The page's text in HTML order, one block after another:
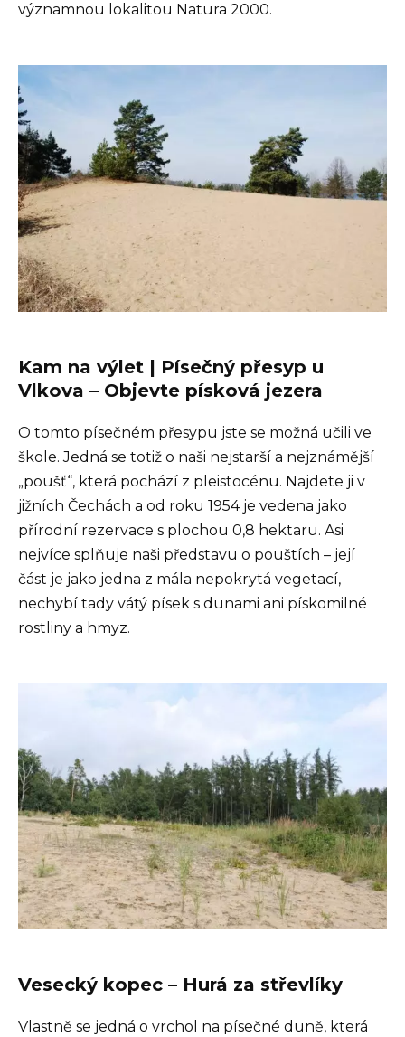
významnou lokalitou Natura 2000.
Kam na výlet | Písečný přesyp u
Vlkova – Objevte písková jezera
O tomto písečném přesypu jste se možná učili ve
škole. Jedná se totiž o naši nejstarší a nejznámější
„poušť“, která pochází z pleistocénu. Najdete ji v
jižních Čechách a od roku 1954 je vedena jako
přírodní rezervace s plochou 0,8 hektaru. Asi
nejvíce splňuje naši představu o pouštích – její
část je jako jedna z mála nepokrytá vegetací,
nechybí tady vátý písek s dunami ani pískomilné
rostliny a hmyz.
Vesecký kopec – Hurá za střevlíky
Vlastně se jedná o vrchol na písečné duně, která